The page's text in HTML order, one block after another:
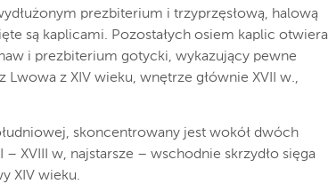
prezbiterium i trzyprzęsłową, halową
są kaplicami. Pozostałych osiem kaplic otwiera
i prezbiterium gotycki, wykazujący pewne
z XIV wieku, wnętrze głównie XVII w.,
skoncentrowany jest wokół dwóch
XVIII w, najstarsze – wschodnie skrzydło sięga
XIV wieku.